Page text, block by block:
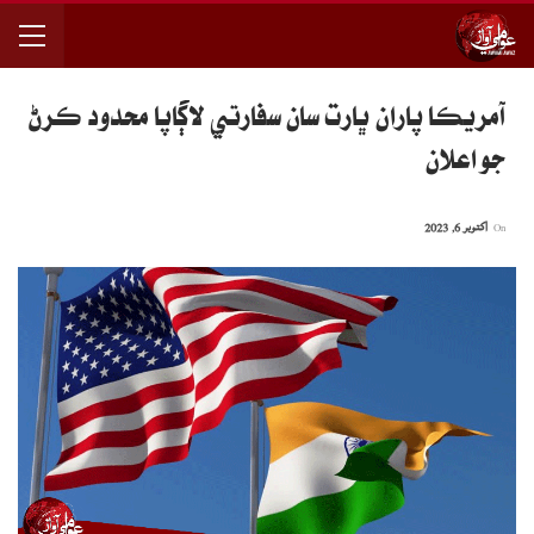
آمريڪا پاران ڀارت سان سفارتي لاڳاپا محدود ڪرڻ
جو اعلان
اکتوبر 6, 2023